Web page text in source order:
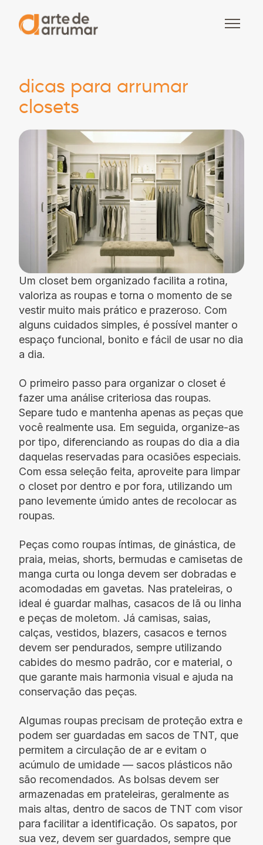
dicas para arrumar
closets
Um closet bem organizado facilita a rotina,
valoriza as roupas e torna o momento de se
vestir muito mais prático e prazeroso. Com
alguns cuidados simples, é possível manter o
espaço funcional, bonito e fácil de usar no dia
a dia.
O primeiro passo para organizar o closet é
fazer uma análise criteriosa das roupas.
Separe tudo e mantenha apenas as peças que
você realmente usa. Em seguida, organize-as
por tipo, diferenciando as roupas do dia a dia
daquelas reservadas para ocasiões especiais.
Com essa seleção feita, aproveite para limpar
o closet por dentro e por fora, utilizando um
pano levemente úmido antes de recolocar as
roupas.
Peças como roupas íntimas, de ginástica, de
praia, meias, shorts, bermudas e camisetas de
manga curta ou longa devem ser dobradas e
acomodadas em gavetas. Nas prateleiras, o
ideal é guardar malhas, casacos de lã ou linha
e peças de moletom. Já camisas, saias,
calças, vestidos, blazers, casacos e ternos
devem ser pendurados, sempre utilizando
cabides do mesmo padrão, cor e material, o
que garante mais harmonia visual e ajuda na
conservação das peças.
Algumas roupas precisam de proteção extra e
podem ser guardadas em sacos de TNT, que
permitem a circulação de ar e evitam o
acúmulo de umidade — sacos plásticos não
são recomendados. As bolsas devem ser
armazenadas em prateleiras, geralmente as
mais altas, dentro de sacos de TNT com visor
para facilitar a identificação. Os sapatos, por
sua vez, devem ser guardados, sempre que